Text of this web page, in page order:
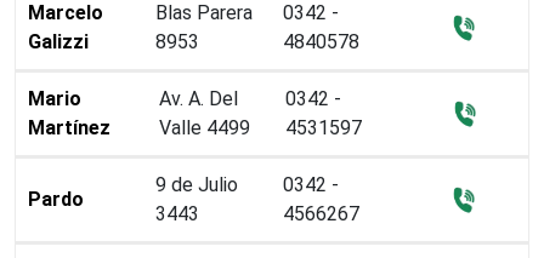
Marcelo
Galizzi
Blas Parera
8953
0342 -
4840578
Mario
Martínez
Av. A. Del
Valle 4499
0342 -
4531597
Pardo
9 de Julio
3443
0342 -
4566267